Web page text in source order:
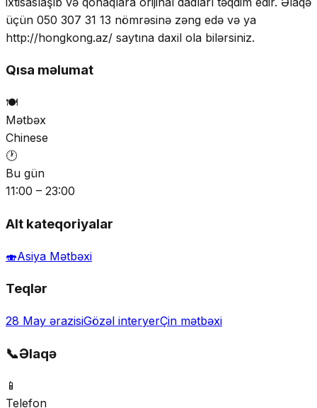
üçün 050 307 31 13 nömrəsinə zəng edə və ya
http://hongkong.az/ saytına daxil ola bilərsiniz.
Qısa məlumat
🍽️
Mətbəx
Chinese
🕐
Bu gün
11:00 – 23:00
Alt kateqoriyalar
🍣Asiya Mətbəxi
Teqlər
28 May ərazisiGözəl interyerÇin mətbəxi
📞Əlaqə
📱
Telefon